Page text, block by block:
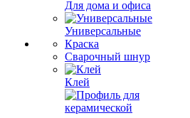
Для дома и офиса
Универсальные
Краска
Сварочный шнур
Клей